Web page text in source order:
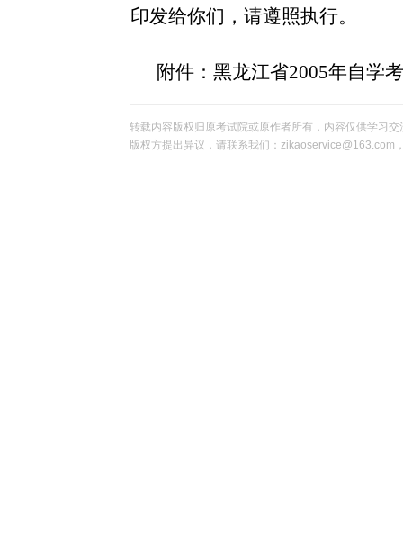
印发给你们，请遵照执行。
附件：黑龙江省2005年自学
转载内容版权归原考试院或原作者所有，内容仅供学习
版权方提出异议，请联系我们：zikaoservice@163.com